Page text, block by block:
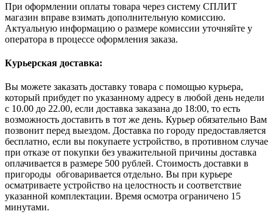
При оформлении оплаты товара через систему СПЛИТ
магазин вправе взимать дополнительную комиссию.
Актуальную информацию о размере комиссии уточняйте у
оператора в процессе оформления заказа.
Курьерская доставка:
Вы можете заказать доставку товара с помощью курьера,
который прибудет по указанному адресу в любой день недели
с 10.00 до 22.00, если доставка заказана до 18:00, то есть
возможность доставить в тот же день. Курьер обязательно Вам
позвонит перед выездом. Доставка по городу предоставляется
бесплатно, если вы покупаете устройство, в противном случае
при отказе от покупки без уважительной причины доставка
оплачивается в размере 500 рублей. Стоимость доставки в
пригороды обговаривается отдельно. Вы при курьере
осматриваете устройство на целостность и соответствие
указанной комплектации. Время осмотра ограничено 15
минутами.